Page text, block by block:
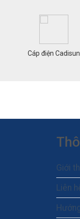
Cáp điện Cadisun
Giới
Liên